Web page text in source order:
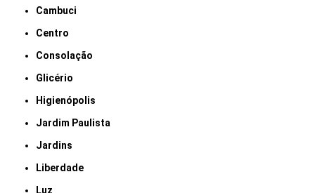
Cambuci
Centro
Consolação
Glicério
Higienópolis
Jardim Paulista
Jardins
Liberdade
Luz